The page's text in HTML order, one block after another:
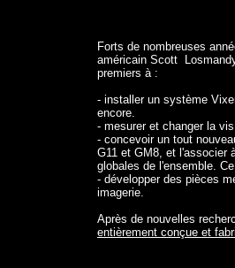
Forts de nombreuses
américain Scott
premiers à :
- installer un système
encore.
- mesurer et changer la
- concevoir un tout
G11 et GM8, et l'associer
globales de l'ensemble.
- développer des pièces
imagerie.
Après de nouvelles
entièrement conçue et